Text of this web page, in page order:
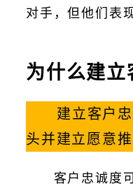
对手，但他们表
为什么建立
建立客户
头并建立愿意
客户忠诚度